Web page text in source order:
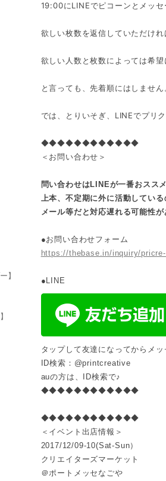
】
19:00にLINEでピコーンとメッセ
欲しい枚数を返信していただけれ
欲しい人数と枚数によっては希
と言っても、先着順にはしません
では、とりいそぎ、LINEでプリ
◆◆◆◆◆◆◆◆◆◆◆◆
＜お問い合わせ＞
問い合わせはLINEが一番おススメ
上本、不定期に外に活動している
メール等だと対応遅れる可能性が
●お問い合わせフォーム
https://thebase.in/inquiry/
●LINE
タップして友達になってからメッ
ID検索：@printcreative
auの方は、ID検索で♪
◆◆◆◆◆◆◆◆◆◆◆◆
◆◆◆◆◆◆◆◆◆◆◆◆
＜イベント出店情報＞
2017/12/09-10(Sat-Sun）
クリエイターズマーケット
＠ポートメッセなごや